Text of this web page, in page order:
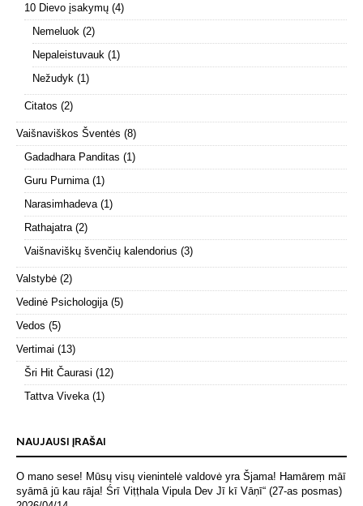
10 Dievo įsakymų (4)
Nemeluok (2)
Nepaleistuvauk (1)
Nežudyk (1)
Citatos (2)
Vaišnaviškos Šventės (8)
Gadadhara Panditas (1)
Guru Purnima (1)
Narasimhadeva (1)
Rathajatra (2)
Vaišnaviškų švenčių kalendorius (3)
Valstybė (2)
Vedinė Psichologija (5)
Vedos (5)
Vertimai (13)
Šri Hit Čaurasi (12)
Tattva Viveka (1)
NAUJAUSI ĮRAŠAI
O mano sese! Mūsų visų vienintelė valdovė yra Šjama! Hamāreṃ māī
syāmā jū kau rāja! Śrī Viṭṭhala Vipula Dev Jī kī Vāṇī“ (27-as posmas)